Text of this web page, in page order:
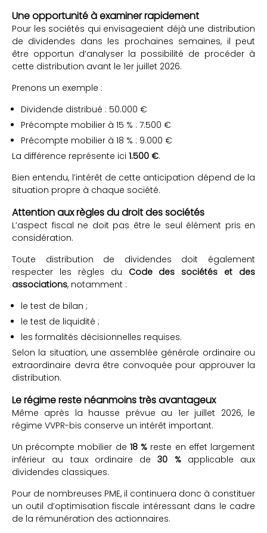
Une opportunité à examiner rapidement
Pour les sociétés qui envisageaient déjà une distribution
de dividendes dans les prochaines semaines, il peut
être opportun d’analyser la possibilité de procéder à
cette distribution avant le 1er juillet 2026.
Prenons un exemple :
Dividende distribué : 50.000 €
Précompte mobilier à 15 % : 7.500 €
Précompte mobilier à 18 % : 9.000 €
La différence représente ici 1.500 €.
Bien entendu, l’intérêt de cette anticipation dépend de la
situation propre à chaque société.
Attention aux règles du droit des sociétés
L’aspect fiscal ne doit pas être le seul élément pris en
considération.
Toute distribution de dividendes doit également
respecter les règles du Code des sociétés et des
associations, notamment :
le test de bilan ;
le test de liquidité ;
les formalités décisionnelles requises.
Selon la situation, une assemblée générale ordinaire ou
extraordinaire devra être convoquée pour approuver la
distribution.
Le régime reste néanmoins très avantageux
Même après la hausse prévue au 1er juillet 2026, le
régime VVPR-bis conserve un intérêt important.
Un précompte mobilier de 18 % reste en effet largement
inférieur au taux ordinaire de30 %applicable aux
dividendes classiques.
Pour de nombreuses PME, il continuera donc à constituer
un outil d’optimisation fiscale intéressant dans le cadre
de la rémunération des actionnaires.